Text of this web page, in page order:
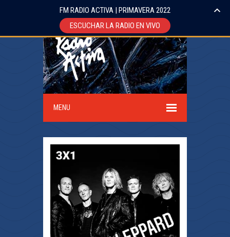
MENU
FM RADIO ACTIVA | PRIMAVERA 2022
ESCUCHAR LA RADIO EN VIVO